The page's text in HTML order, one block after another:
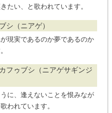
たい、と歌われています。
シ（ニアゲ）
現実であるのか夢であるのか
フゥブシ（ニアゲサギンジ
に、逢えないことを恨みなが
われています。